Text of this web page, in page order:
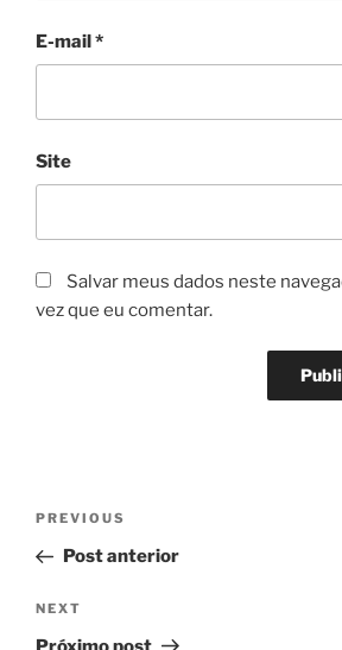
E-mail*
Site
Salvar meus dados neste
vez que eu comentar.
Navegação
Post
Previous
Post
PREVIOUS
Post anterior
Next
Post
NEXT